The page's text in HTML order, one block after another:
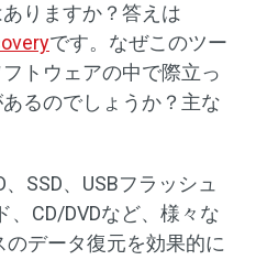
りますか？答えは
です。なぜこのツー
トウェアの中で際立っ
るのでしょうか？主な
、SSD、USBフラッシュ
、CD/DVDなど、様々な
データ復元を効果的に